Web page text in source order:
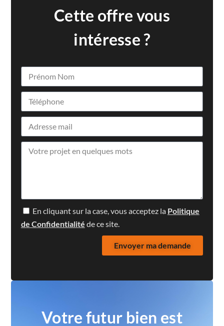
Cette offre vous
intéresse ?
En cliquant sur la case, vous acceptez la Politique
de Confidentialité de ce site.
Envoyer ma demande
Votre futur bien est